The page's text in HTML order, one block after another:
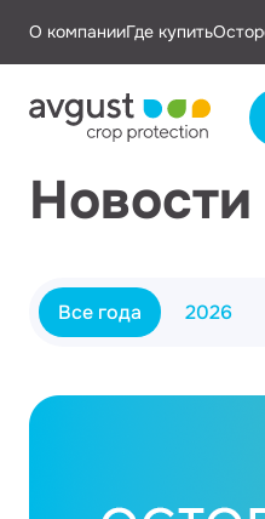
О компанииГде купить
Новости
Все года 2026